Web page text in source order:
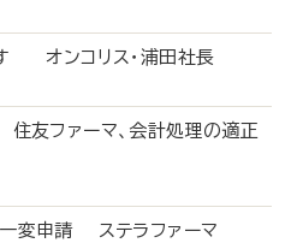
オンコリス・浦田社長
友ファーマ、会計処理の適正
一変申請 ステラファーマ